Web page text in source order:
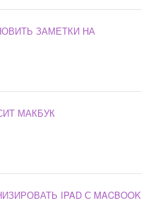
ЗАМЕТКИ НА
МАКБУК
IPAD С MACBOOK